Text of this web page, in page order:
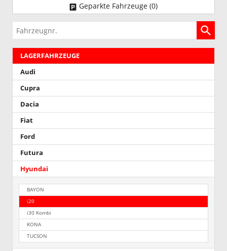
Geparkte Fahrzeuge (0)
Fahrzeugnr.
LAGERFAHRZEUGE
Audi
Cupra
Dacia
Fiat
Ford
Futura
Hyundai
BAYON
i20
i30 Kombi
KONA
TUCSON